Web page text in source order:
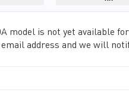
model is not yet available
address and we will